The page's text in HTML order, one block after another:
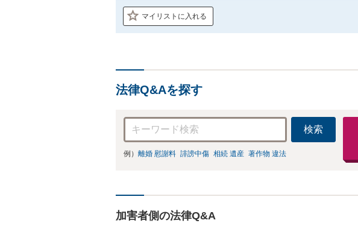
マイリストに入れる
法律Q&Aを探す
検索
例） 離婚 慰謝料 誹謗中傷 相続 遺産 著作物 違法
加害者側の法律Q&A